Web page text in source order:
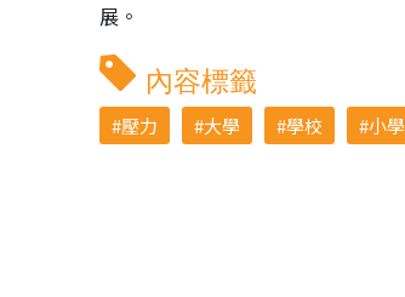
展。
內容標籤
壓力 大學 學校 小學